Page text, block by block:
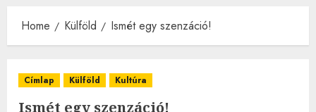
Home Külföld Ismét egy szenzáció!
Címlap Külföld Kultúra
Ismét egy szenzáció!